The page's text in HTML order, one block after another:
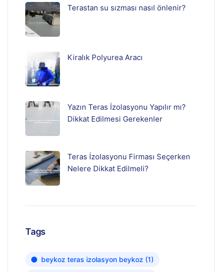
Terastan su sızması nasıl önlenir?
Kiralık Polyurea Aracı
Yazın Teras İzolasyonu Yapılır mı?
Dikkat Edilmesi Gerekenler
Teras İzolasyonu Firması Seçerken
Nelere Dikkat Edilmeli?
Tags
beykoz teras izolasyon beykoz (1)